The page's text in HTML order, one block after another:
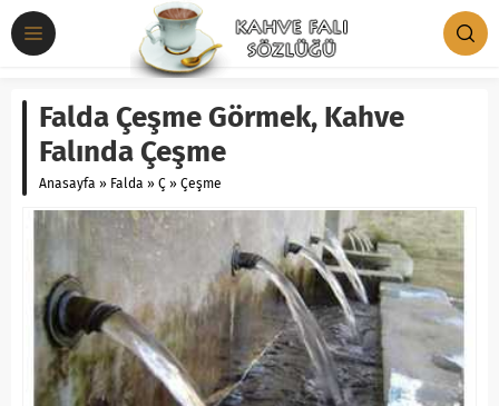
Falda Çeşme Görmek, Kahve
Falında Çeşme
Anasayfa » Falda » Ç » Çeşme